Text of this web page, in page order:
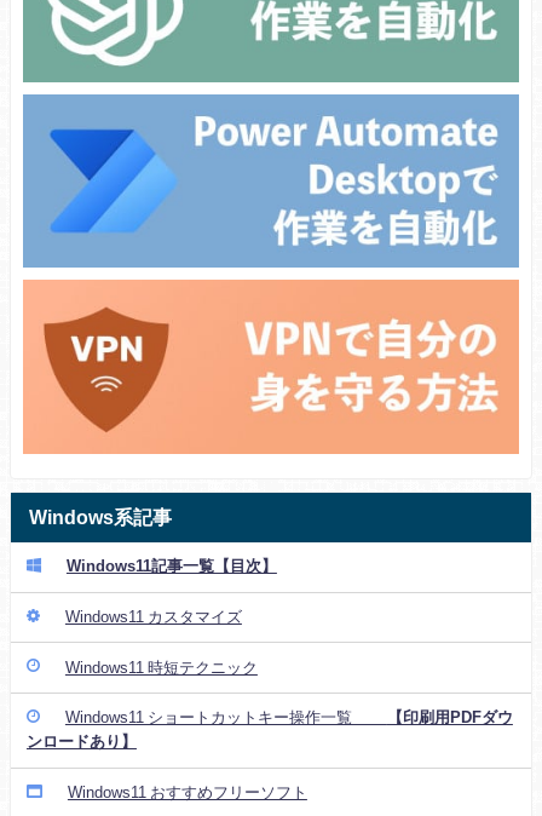
Windows系記事
Windows11記事一覧【目次】
Windows11 カスタマイズ
Windows11 時短テクニック
Windows11 ショートカットキー操作一覧
【印刷用PDFダウ
ンロードあり】
Windows11 おすすめフリーソフト